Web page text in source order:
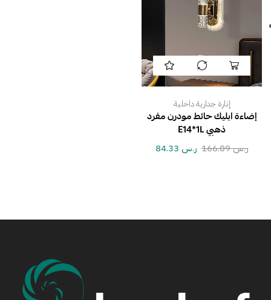
إنارة جدارية داخلية
إضاءة ابليك حائط مودرن مفرد
ذهبي E14*1L
ر.س166.09 ر.س